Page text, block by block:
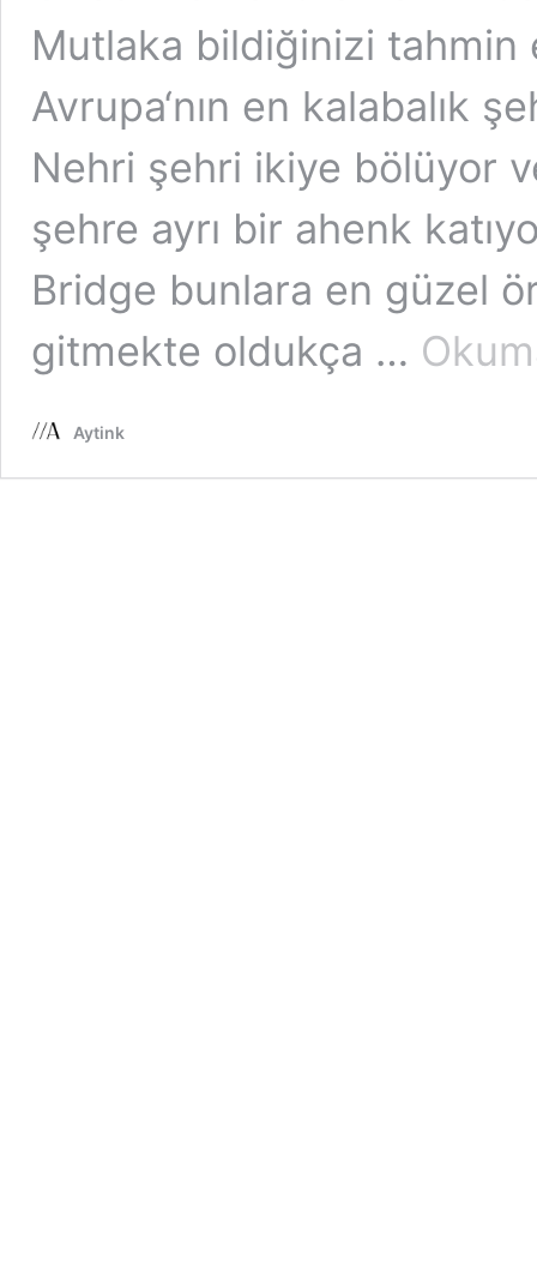
Mutlaka bildiğinizi tahmin
Avrupa‘nın en kalabalık
Nehri şehri ikiye bölüyor
şehre ayrı bir ahenk
Bridge bunlara en güzel
gitmekte oldukça …
Aytink